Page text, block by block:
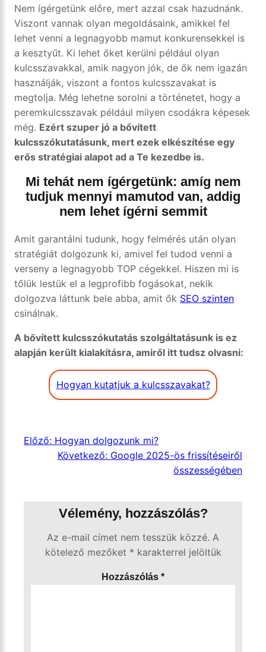
Nem ígérgetünk előre, mert azzal csak hazudnánk.
Viszont vannak olyan megoldásaink, amikkel fel
lehet venni a legnagyobb mamut konkurensekkel is
a kesztyűt. Ki lehet őket kerülni például olyan
kulcsszavakkal, amik nagyon jók, de ők nem igazán
használják, viszont a fontos kulcsszavakat is
megtolja. Még lehetne sorolni a történetet, hogy a
peremkulcsszavak például milyen csodákra képesek
még. Ezért szuper jó a bővített
kulcsszókutatásunk, mert ezek elkészítése egy
erős stratégiai alapot ad a Te kezedbe is.
Mi tehát nem ígérgetünk: amíg nem
tudjuk mennyi mamutod van, addig
nem lehet ígérni semmit
Amit garantálni tudunk, hogy felmérés után olyan
stratégiát dolgozunk ki, amivel fel tudod venni a
verseny a legnagyobb TOP cégekkel. Hiszen mi is
tőlük lestük el a legprofibb fogásokat, nekik
dolgozva láttunk bele abba, amit ők SEO szinten
csinálnak.
A bővített kulcsszókutatás szolgáltatásunk is ez
alapján került kialakításra, amiről itt tudsz olvasni:
Hogyan kutatjuk a kulcsszavakat?
Előző: Hogyan dolgozunk mi?
Következő: Google 2025-ös frissítéseiről
összességében
Vélemény, hozzászólás?
Az e-mail címet nem tesszük közzé. A
kötelező mezőket * karakterrel jelöltük
Hozzászólás *